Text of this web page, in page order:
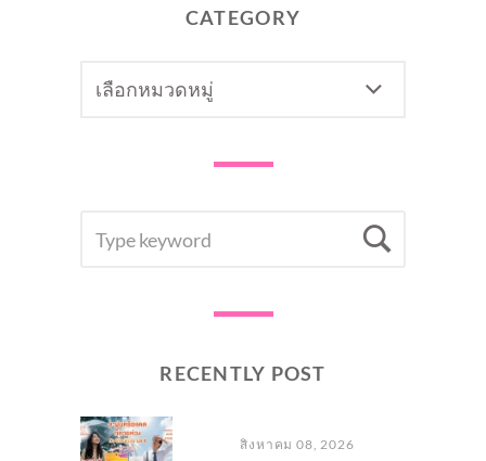
CATEGORY
FOR:
RECENTLY POST
สิงหาคม 08, 2026